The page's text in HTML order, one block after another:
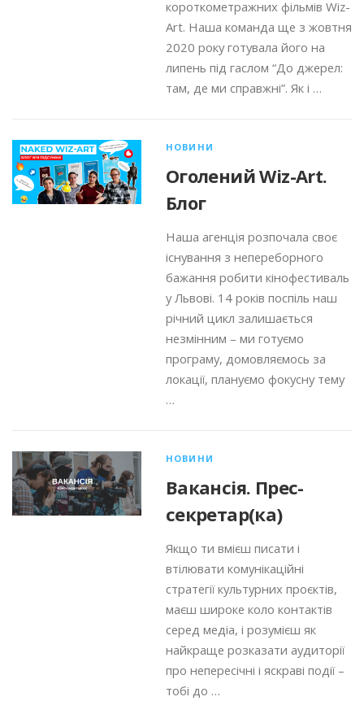
короткометражних фільмів Wiz-
Art. Наша команда ще з жовтня
2020 року готувала його на
липень під гаслом “До джерел:
там, де ми справжні”. Як і …
НОВИНИ
Оголений Wiz-Art.
Блог
Наша агенція розпочала своє
існування з непереборного
бажання робити кінофестиваль
у Львові. 14 років поспіль наш
річний цикл залишається
незмінним – ми готуємо
програму, домовляємось за
локації, плануємо фокусну тему
…
НОВИНИ
Вакансія. Прес-
секретар(ка)
Якщо ти вмієш писати і
втілювати комунікаційні
стратегії культурних проєктів,
маєш широке коло контактів
серед медіа, і розумієш як
найкраще розказати аудиторії
про непересічні і яскраві події –
тобі до …